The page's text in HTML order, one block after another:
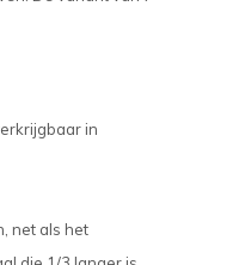
in
net als het